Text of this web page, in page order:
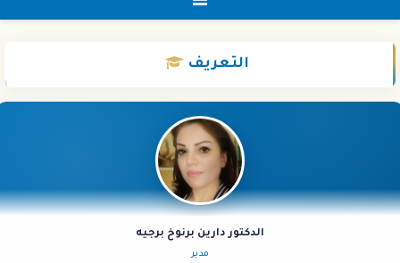
التعريف
الدكتور دارين برنوخ برجيه
مدير